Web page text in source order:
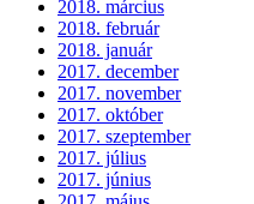
2018. március
2018. február
2018. január
2017. december
2017. november
2017. október
2017. szeptember
2017. július
2017. június